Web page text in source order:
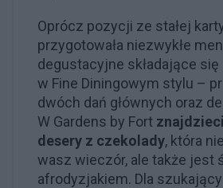
Oprócz pozycji ze stałej
przygotowała niezwykłe
degustacyjne składające
w Fine Diningowym stylu –
dwóch dań głównych oraz
W Gardens by Fort
desery z czekolady, która
wasz wieczór, ale także jest
afrodyzjakiem. Dla